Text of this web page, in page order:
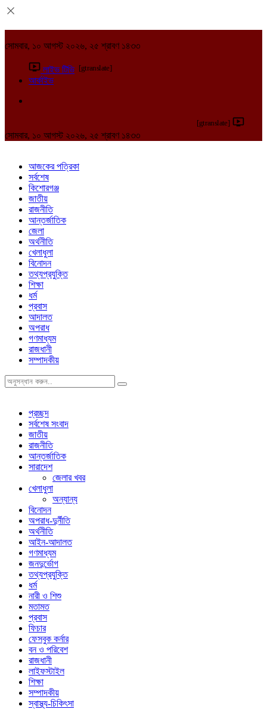
সোমবার, ১০ আগস্ট ২০২৬, ২৫ শ্রাবণ ১৪৩৩
লাইভ টিভি [gtranslate]
আর্কাইভ
[gtranslate]
সোমবার, ১০ আগস্ট ২০২৬, ২৫ শ্রাবণ ১৪৩৩
আজকের পত্রিকা
সর্বশেষ
কিশোরগঞ্জ
জাতীয়
রাজনীতি
আন্তর্জাতিক
জেলা
অর্থনীতি
খেলাধুলা
বিনোদন
তথ্যপ্রযুক্তি
শিক্ষা
ধর্ম
প্রবাস
আদালত
অপরাধ
গণমাধ্যম
রাজধানী
সম্পাদকীয়
প্রচ্ছদ
সর্বশেষ সংবাদ
জাতীয়
রাজনীতি
আন্তর্জাতিক
সারাদেশ
জেলার খবর
খেলাধুলা
অন্যান্য
বিনোদন
অপরাধ-দুর্নীতি
অর্থনীতি
আইন-আদালত
গণমাধ্যম
জনদুর্ভোগ
তথ্যপ্রযুক্তি
ধর্ম
নারী ও শিশু
মতামত
প্রবাস
ফিচার
ফেসবুক কর্নার
বন ও পরিবেশ
রাজধানী
লাইফস্টাইল
শিক্ষা
সম্পাদকীয়
স্বাস্থ্য-চিকিৎসা